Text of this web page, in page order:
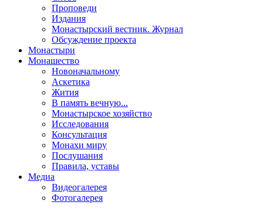
Проповеди
Издания
Монастырский вестник. Журнал
Обсуждение проекта
Монастыри
Монашество
Новоначальному
Аскетика
Жития
В память вечную...
Монастырское хозяйство
Исследования
Консультация
Монахи миру
Послушания
Правила, уставы
Медиа
Видеогалерея
Фотогалерея